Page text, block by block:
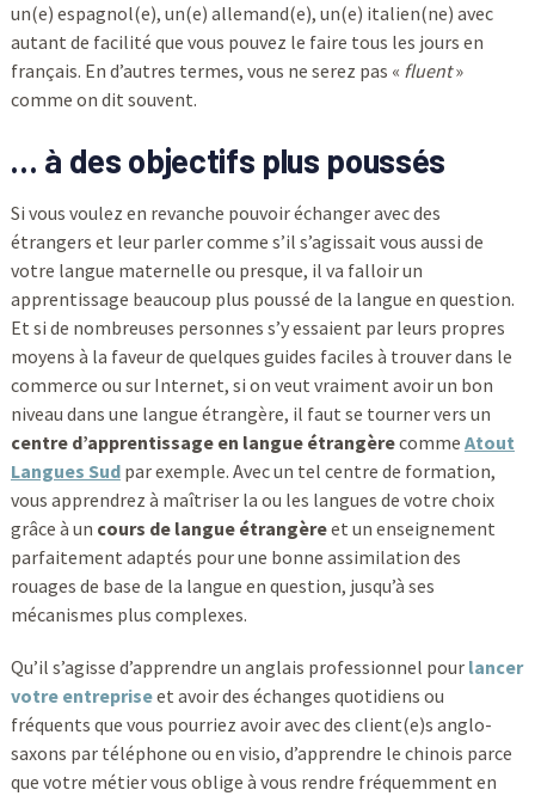
un(e) espagnol(e), un(e) allemand(e), un(e) italien(ne) avec
autant de facilité que vous pouvez le faire tous les jours en
français. En d’autres termes, vous ne serez pas « fluent»
comme on dit souvent.
… à des objectifs plus poussés
Si vous voulez en revanche pouvoir échanger avec des
étrangers et leur parler comme s’il s’agissait vous aussi de
votre langue maternelle ou presque, il va falloir un
apprentissage beaucoup plus poussé de la langue en question.
Et si de nombreuses personnes s’y essaient par leurs propres
moyens à la faveur de quelques guides faciles à trouver dans le
commerce ou sur Internet, si on veut vraiment avoir un bon
niveau dans une langue étrangère, il faut se tourner vers un
centre d’apprentissage en langue étrangèrecomme Atout
Langues Sudpar exemple. Avec un tel centre de formation,
vous apprendrez à maîtriser la ou les langues de votre choix
grâce à un cours de langue étrangèreet un enseignement
parfaitement adaptés pour une bonne assimilation des
rouages de base de la langue en question, jusqu’à ses
mécanismes plus complexes.
Qu’il s’agisse d’apprendre un anglais professionnel pour lancer
votre entrepriseet avoir des échanges quotidiens ou
fréquents que vous pourriez avoir avec des client(e)s anglo-
saxons par téléphone ou en visio, d’apprendre le chinois parce
que votre métier vous oblige à vous rendre fréquemment en